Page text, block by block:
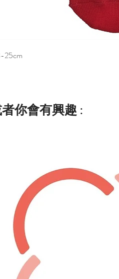
25cm
你會有興趣 :